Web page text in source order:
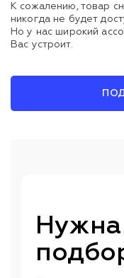
К сожалению, товар
никогда не будет
Но у нас широкий
Вас устроит.